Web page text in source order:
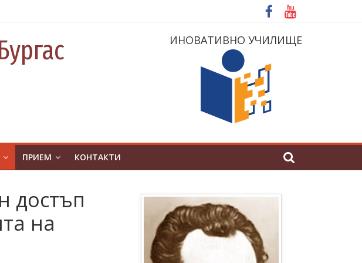
ИНОВАТИВНО УЧИЛИЩЕ
ПРИЕМ КОНТАКТИ
достъп
на